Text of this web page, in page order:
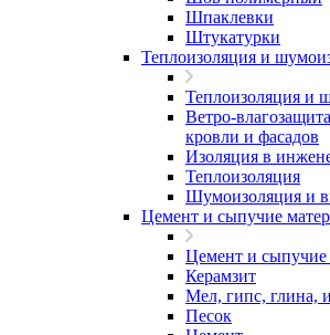
Шпаклевки
Штукатурки
Теплоизоляция и
Теплоизоляция и
Ветро-
кровли и фасадов
Изоляция в
Теплоизоляция
Шумоизоляция и
Цемент и сыпучие
Цемент и сыпучие
Керамзит
Мел, гипс, глина,
Песок